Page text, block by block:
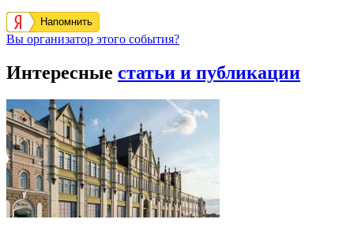
Напомнить
Вы организатор этого события?
Интересные статьи и публикации